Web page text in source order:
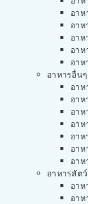
อาห
อาห
อาห
อา
อาห
อาหารอื่น
อาห
อาห
อาห
อาห
อาห
อาห
อาห
อาหารสัต
อาห
อาห